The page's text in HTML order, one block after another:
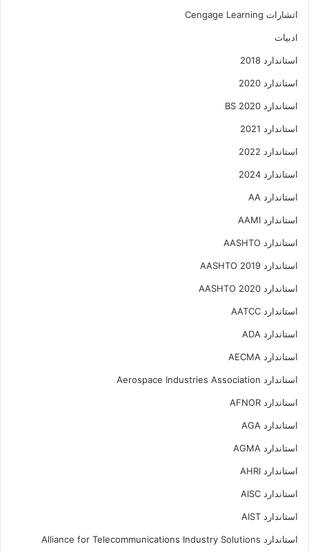
اتشارات Cengage Learning
ادبیات
استاندارد 2018
استاندارد 2020
استاندارد 2020 BS
استاندارد 2021
استاندارد 2022
استاندارد 2024
استاندارد AA
استاندارد AAMI
استاندارد AASHTO
استاندارد AASHTO 2019
استاندارد AASHTO 2020
استاندارد AATCC
استاندارد ADA
استاندارد AECMA
استاندارد Aerospace Industries Association
استاندارد AFNOR
استاندارد AGA
استاندارد AGMA
استاندارد AHRI
استاندارد AISC
استاندارد AIST
استاندارد Alliance for Telecommunications Industry Solutions